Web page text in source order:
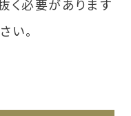
く必要があります
い。